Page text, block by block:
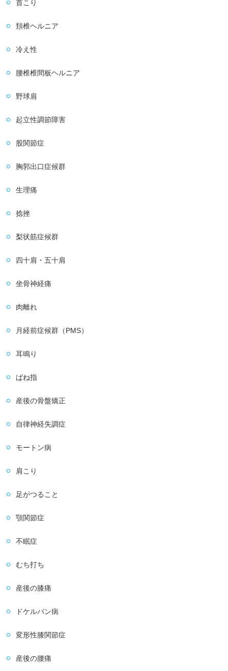
首こり
頚椎ヘルニア
冷え性
腰椎椎間板ヘルニア
野球肩
起立性調節障害
股関節症
胸郭出口症候群
生理痛
捻挫
梨状筋症候群
四十肩・五十肩
坐骨神経痛
肉離れ
月経前症候群（PMS）
耳鳴り
ばね指
産後の骨盤矯正
自律神経失調症
モートン病
肩こり
足がつること
顎関節症
不眠症
むち打ち
産後の膝痛
ドケルバン病
変形性膝関節症
産後の腰痛